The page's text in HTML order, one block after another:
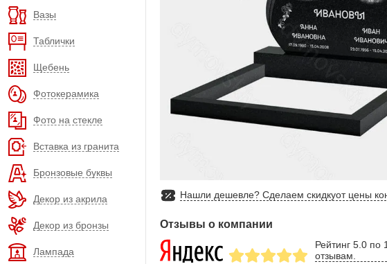
Вазы
Таблички
Щебень
Фотокерамика
Фото на стекле
Вставка из гранита
Бронзовые буквы
Декор из акрила
Декор из бронзы
Лампада
Нашли дешевле? Сделаем скидкуот цены
Отзывы о компании
Рейтинг 5.0 по
отзывам.